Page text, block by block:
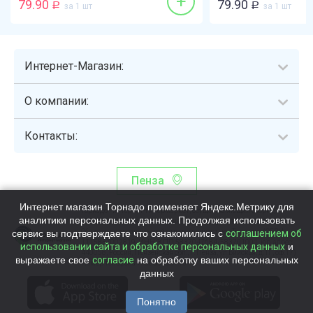
79.90 Р за 1 шт 79.90 Р за 1 шт
Интернет-Магазин:
О компании:
Контакты:
Пенза
Торнадо - интернет-гипермаркет, осуществляющий сборку,
выдачу и доставку готовых наборов продуктов питания.
Общество с ограниченной ответственностью «Торнадо» (ОГРН
1115837002819, ИНН/КПП 5837047684/583701001, юр. адрес:
440058, Россия, Пензенская обл., г. Пенза, ул.Бийская, д.1Г, оф.17)
Номер телефона +78003339713
Интернет магазин Торнадо применяет Яндекс.Метрику для
аналитики персональных данных. Продолжая использовать
сервис вы подтверждаете что ознакомились с соглашением об
использовании сайта и обработке персональных данныхи
выражаете свое согласие на обработку ваших персональных
данных
Понятно